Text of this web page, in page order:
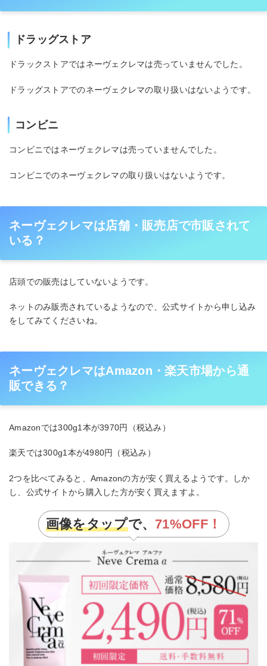
ドラッグストア
ドラックストアではネーヴェクレマは売っていませんでした。
ドラッグストアでのネーヴェクレマの取り扱いはないようです。
コンビニ
コンビニではネーヴェクレマは売っていませんでした。
コンビニでのネーヴェクレマの取り扱いはないようです。
ネーヴェクレマは店舗・販売店で市販されて
いる？
店頭での販売はしていないようです。
ネットのみ販売されているようなので、公式サイトから申し込み
をしてみてくださいね。
ネーヴェクレマはAmazon・楽天市場から通
販できる？
Amazonでは300g1本が3970円（税込み）
楽天では300g1本が4980円（税込み）
2つを比べてみると、Amazonの方が安く買えるようです。しか
し、公式サイトから購入した方が安く買えますよ。
画像をタップで、 71%OFF！